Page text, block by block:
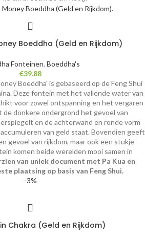
Boeddha (Geld en Rijkdom)
Fonteinen, Boeddha's
€39.88
Boeddha' is gebaseerd op de Feng Shui
Deze fontein met het vallende water van
voor zowel ontspanning en het vergaren
de donkere ondergrond het gevoel van
en de achterwand en ronde vorm
van geld staat. Bovendien geeft
gevoel van rijkdom, maar ook een stukje
komen beide werelden mooi samen in
van uniek document met Pa Kua en
plaatsing op basis van Feng Shui.
-3%
Chakra (Geld en Rijkdom)